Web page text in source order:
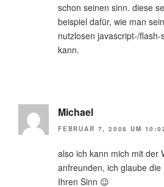
schon seinen sinn. diese
beispiel dafür, wie man
nutzlosen javascript-/
kann.
Michael
FEBRUAR 7, 2008 UM
also ich kann mich mit der
anfreunden, ich glaube die
Ihren Sinn 😉